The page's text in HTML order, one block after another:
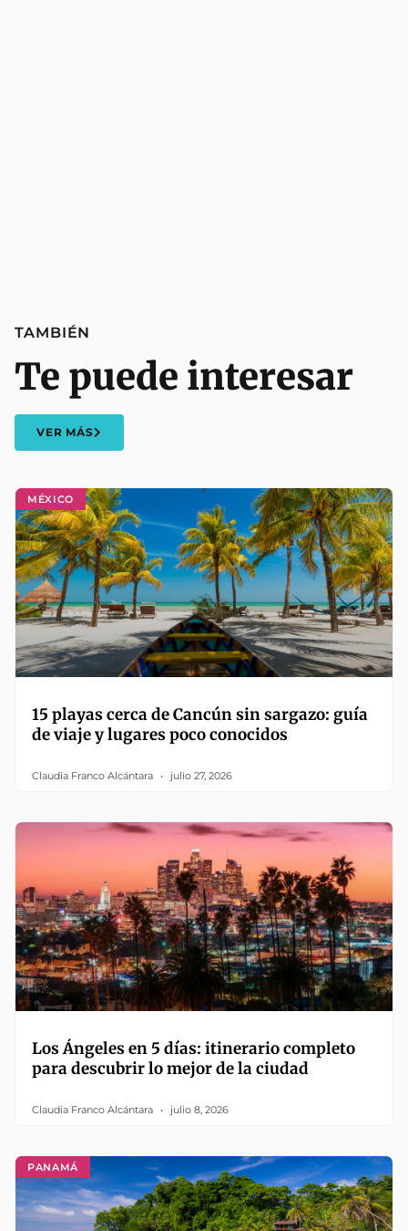
MÉXICO
15 playas cerca de Cancún sin sargazo: guía
de viaje y lugares poco conocidos
Claudia Franco Alcántara julio 27, 2026
Los Ángeles en 5 días: itinerario completo
para descubrir lo mejor de la ciudad
Claudia Franco Alcántara julio 8, 2026
PANAMÁ
TAMBIÉN
Te puede interesar
VER MÁS